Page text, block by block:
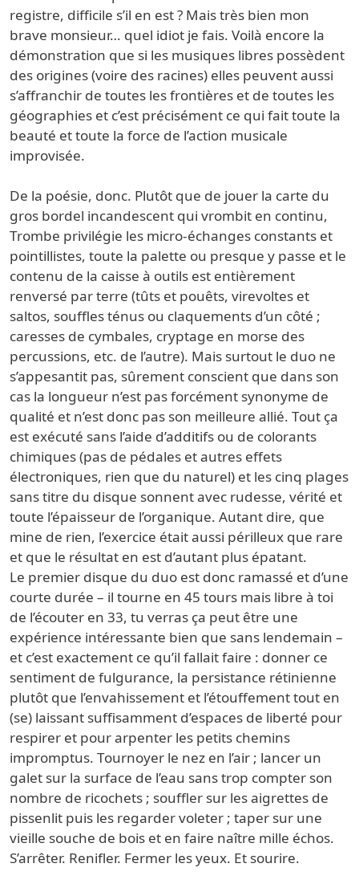
registre, difficile s’il en est ? Mais très bien mon
brave monsieur… quel idiot je fais. Voilà encore la
démonstration que si les musiques libres possèdent
des origines (voire des racines) elles peuvent aussi
s’affranchir de toutes les frontières et de toutes les
géographies et c’est précisément ce qui fait toute la
beauté et toute la force de l’action musicale
improvisée.
De la poésie, donc. Plutôt que de jouer la carte du
gros bordel incandescent qui vrombit en continu,
Trombe privilégie les micro-échanges constants et
pointillistes, toute la palette ou presque y passe et le
contenu de la caisse à outils est entièrement
renversé par terre (tûts et pouêts, virevoltes et
saltos, souffles ténus ou claquements d’un côté ;
caresses de cymbales, cryptage en morse des
percussions, etc. de l’autre). Mais surtout le duo ne
s’appesantit pas, sûrement conscient que dans son
cas la longueur n’est pas forcément synonyme de
qualité et n’est donc pas son meilleure allié. Tout ça
est exécuté sans l’aide d’additifs ou de colorants
chimiques (pas de pédales et autres effets
électroniques, rien que du naturel) et les cinq plages
sans titre du disque sonnent avec rudesse, vérité et
toute l’épaisseur de l’organique. Autant dire, que
mine de rien, l’exercice était aussi périlleux que rare
et que le résultat en est d’autant plus épatant.
Le premier disque du duo est donc ramassé et d’une
courte durée – il tourne en 45 tours mais libre à toi
de l’écouter en 33, tu verras ça peut être une
expérience intéressante bien que sans lendemain –
et c’est exactement ce qu’il fallait faire : donner ce
sentiment de fulgurance, la persistance rétinienne
plutôt que l’envahissement et l’étouffement tout en
(se) laissant suffisamment d’espaces de liberté pour
respirer et pour arpenter les petits chemins
impromptus. Tournoyer le nez en l’air ; lancer un
galet sur la surface de l’eau sans trop compter son
nombre de ricochets ; souffler sur les aigrettes de
pissenlit puis les regarder voleter ; taper sur une
vieille souche de bois et en faire naître mille échos.
S’arrêter. Renifler. Fermer les yeux. Et sourire.